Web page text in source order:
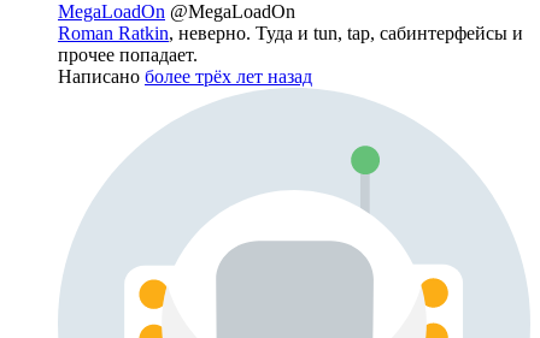
MegaLoadOn @MegaLoadOn
Roman Ratkin, неверно. Туда и tun, tap, сабинтерфейсы и
прочее попадает.
Написано более трёх лет назад